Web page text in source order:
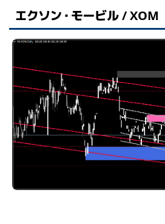
エクソン・モービル / XOM